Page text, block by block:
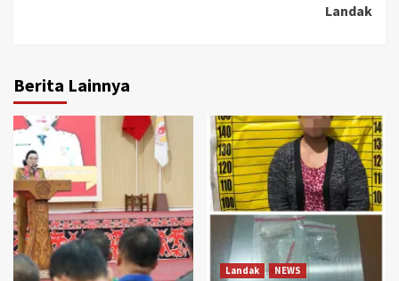
Landak
Berita Lainnya
Landak
NEWS